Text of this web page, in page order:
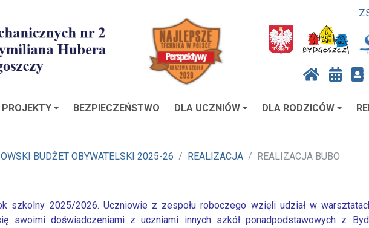
PROJEKTY BEZPIECZEŃSTWO DLA UCZNIÓW DLA RODZICÓW
BUDŻET OBYWATELSKI 2025-26 REALIZACJA REALIZACJA BUBO
szkolny 2025/2026. Uczniowie z zespołu roboczego wzięli udział w
swoimi doświadczeniami z uczniami innych szkół ponadpodstawowych z